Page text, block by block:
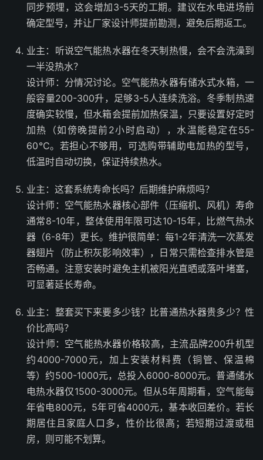
同步预埋，这会增加3-5天的工期。建议在水电进场前
确定型号，并让厂家设计师提前勘测，避免后期返工。
业主：听说空气能热水器在冬天制热慢，会不会洗澡到
一半没热水？
设计师：分情况讨论。空气能热水器有储水式水箱，一
般容量200-300升，足够3-5人连续洗浴。冬季制热速
度确实较慢，但水箱会提前加热保温，只要设置好定时
加热（如傍晚提前2小时启动），水温能稳定在55-
60℃。若担心不够用，可选购带辅助电加热的型号，
低温时自动切换，保证持续热水。
业主：这套系统寿命长吗？后期维护麻烦吗？
设计师：空气能热水器核心部件（压缩机、风机）寿命
通常8-10年，整体使用年限可达10-15年，比燃气热水
器（6-8年）更长。维护很简单：每1-2年清洗一次蒸发
器翅片（防止积灰影响效率），日常只需检查排水管是
否畅通。注意安装时避免主机被阳光直晒或落叶堵塞，
可显著延长寿命。
业主：整套买下来要多少钱？比普通热水器贵多少？性
价比高吗？
设计师：空气能热水器价格较高，主流品牌200升机型
约4000-7000元，加上安装材料费（铜管、保温棉
等）约500-1000元，总投入6000-8000元。普通储水
电热水器仅1500-3000元。但从5年周期看，空气能每
年省电800元，5年可省4000元，基本收回差价。若长
期居住且家庭人口多，性价比很高；若短期过渡或租
房，则可能不划算。